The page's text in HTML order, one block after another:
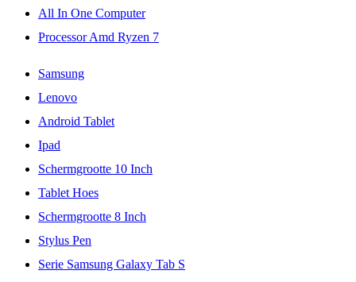
All In One Computer
Processor Amd Ryzen 7
Samsung
Lenovo
Android Tablet
Ipad
Schermgrootte 10 Inch
Tablet Hoes
Schermgrootte 8 Inch
Stylus Pen
Serie Samsung Galaxy Tab S